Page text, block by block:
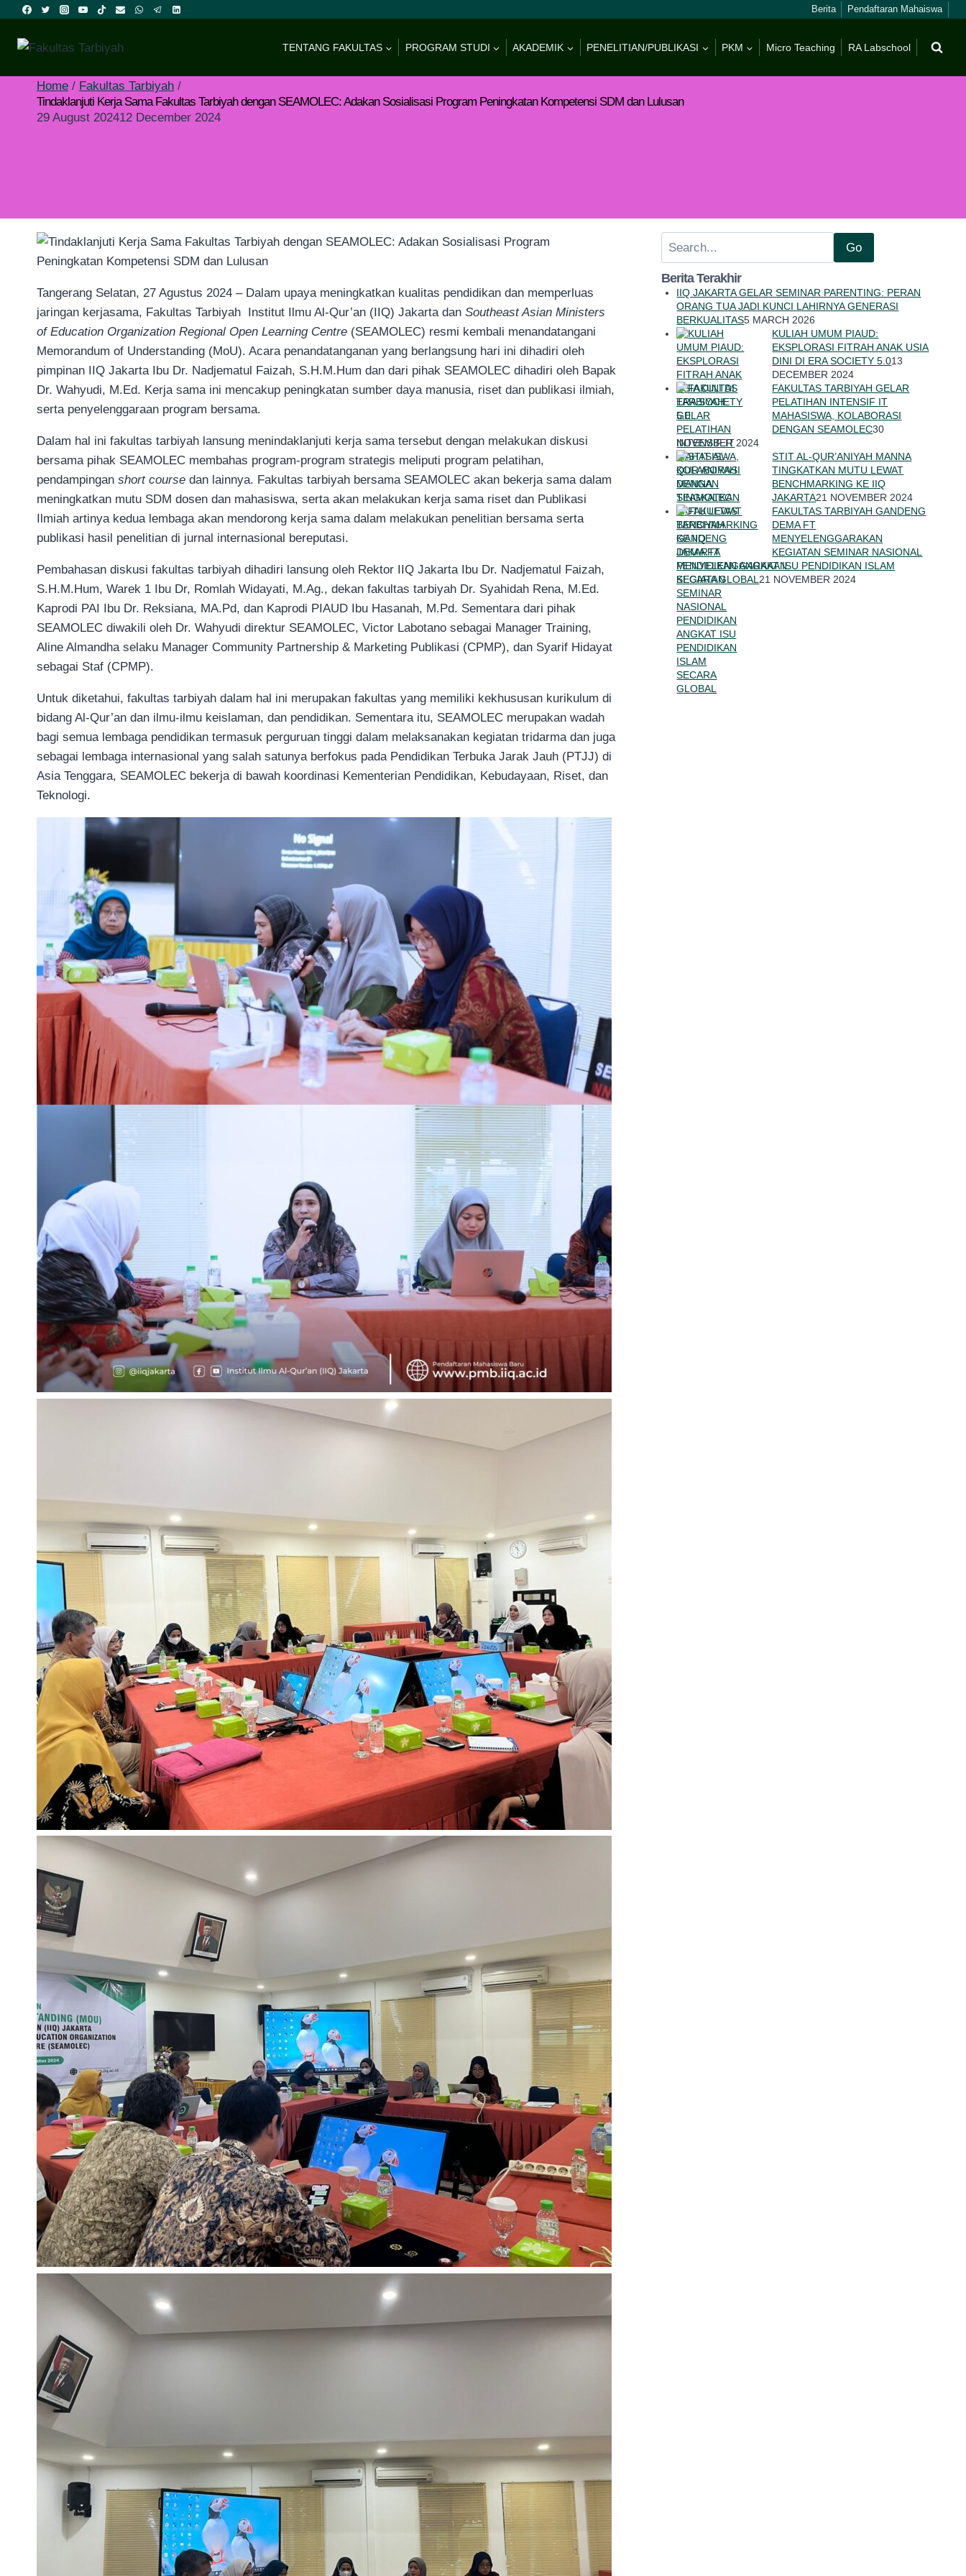
Skip
content
Berita Pendaftaran Mahaiswa
TENTANG FAKULTAS PROGRAM STUDI AKADEMIK PENELITIAN/PUBLIKASI PKM Micro Teaching RA Labschool
Home / Fakultas Tarbiyah /
Tindaklanjuti Kerja Sama Fakultas Tarbiyah dengan SEAMOLEC: Adakan Sosialisasi Program Peningkatan Kompetensi SDM dan Lulusan
29 August 202412 December 2024
Tangerang Selatan, 27 Agustus 2024 – Dalam upaya meningkatkan kualitas pendidikan dan memperluas
jaringan kerjasama, Fakultas Tarbiyah Institut Ilmu Al-Qur’an (IIQ) Jakarta dan Southeast Asian Ministers
of Education Organization Regional Open Learning Centre (SEAMOLEC) resmi kembali menandatangani
Memorandum of Understanding (MoU). Acara penandatanganan yang berlangsung hari ini dihadiri oleh
pimpinan IIQ Jakarta Ibu Dr. Nadjematul Faizah, S.H.M.Hum dan dari pihak SEAMOLEC dihadiri oleh Bapak
Dr. Wahyudi, M.Ed. Kerja sama ini mencakup peningkatan sumber daya manusia, riset dan publikasi ilmiah,
serta penyelenggaraan program bersama.
Dalam hal ini fakultas tarbiyah lansung menindaklanjuti kerja sama tersebut dengan melakukan diskusi
bersama pihak SEAMOLEC membahas program-program strategis meliputi program pelatihan,
pendampingan short course dan lainnya. Fakultas tarbiyah bersama SEAMOLEC akan bekerja sama dalam
meningkatkan mutu SDM dosen dan mahasiswa, serta akan melakukan kerja sama riset dan Publikasi
Ilmiah artinya kedua lembaga akan mendorong kerja sama dalam melakukan penelitian bersama serta
publikasi hasil penelitian di jurnal internasional bereputasi.
Pembahasan diskusi fakultas tarbiyah dihadiri lansung oleh Rektor IIQ Jakarta Ibu Dr. Nadjematul Faizah,
S.H.M.Hum, Warek 1 Ibu Dr, Romlah Widayati, M.Ag., dekan fakultas tarbiyah Dr. Syahidah Rena, M.Ed.
Kaprodi PAI Ibu Dr. Reksiana, MA.Pd, dan Kaprodi PIAUD Ibu Hasanah, M.Pd. Sementara dari pihak
SEAMOLEC diwakili oleh Dr. Wahyudi direktur SEAMOLEC, Victor Labotano sebagai Manager Training,
Aline Almandha selaku Manager Community Partnership & Marketing Publikasi (CPMP), dan Syarif Hidayat
sebagai Staf (CPMP).
Untuk diketahui, fakultas tarbiyah dalam hal ini merupakan fakultas yang memiliki kekhususan kurikulum di
bidang Al-Qur’an dan ilmu-ilmu keislaman, dan pendidikan. Sementara itu, SEAMOLEC merupakan wadah
bagi semua lembaga pendidikan termasuk perguruan tinggi dalam melaksanakan kegiatan tridarma dan juga
sebagai lembaga internasional yang salah satunya berfokus pada Pendidikan Terbuka Jarak Jauh (PTJJ) di
Asia Tenggara, SEAMOLEC bekerja di bawah koordinasi Kementerian Pendidikan, Kebudayaan, Riset, dan
Teknologi.
Search Go
Berita Terakhir
IIQ JAKARTA GELAR SEMINAR PARENTING: PERAN
ORANG TUA JADI KUNCI LAHIRNYA GENERASI
BERKUALITAS5 MARCH 2026
KULIAH UMUM PIAUD:
EKSPLORASI FITRAH ANAK USIA
DINI DI ERA SOCIETY 5.013
DECEMBER 2024
FAKULTAS TARBIYAH GELAR
PELATIHAN INTENSIF IT
MAHASISWA, KOLABORASI
DENGAN SEAMOLEC30
NOVEMBER 2024
STIT AL-QUR’ANIYAH MANNA
TINGKATKAN MUTU LEWAT
BENCHMARKING KE IIQ
JAKARTA21 NOVEMBER 2024
FAKULTAS TARBIYAH GANDENG
DEMA FT
MENYELENGGARAKAN
KEGIATAN SEMINAR NASIONAL
PENDIDIKAN ANGKAT ISU PENDIDIKAN ISLAM
SECARA GLOBAL 21 NOVEMBER 2024